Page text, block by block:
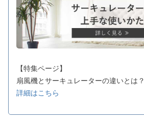
【特集ページ】
扇風機とサーキュレーターの違いとは？
詳細はこちら